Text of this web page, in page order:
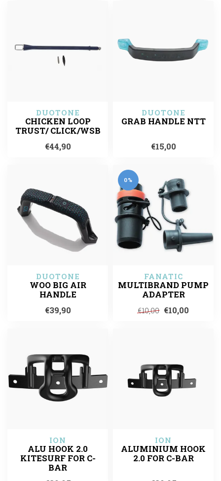
DUOTONE
CHICKEN LOOP
TRUST/ CLICK/WSB
€44,90
DUOTONE
GRAB HANDLE NTT
€15,00
DUOTONE
WOO BIG AIR
HANDLE
€39,90
0%
FANATIC
MULTIBRAND PUMP
ADAPTER
€10,00 €10,00
ION
ALU HOOK 2.0
KITESURF FOR C-
BAR
ION
ALUMINIUM HOOK
2.0 FOR C-BAR